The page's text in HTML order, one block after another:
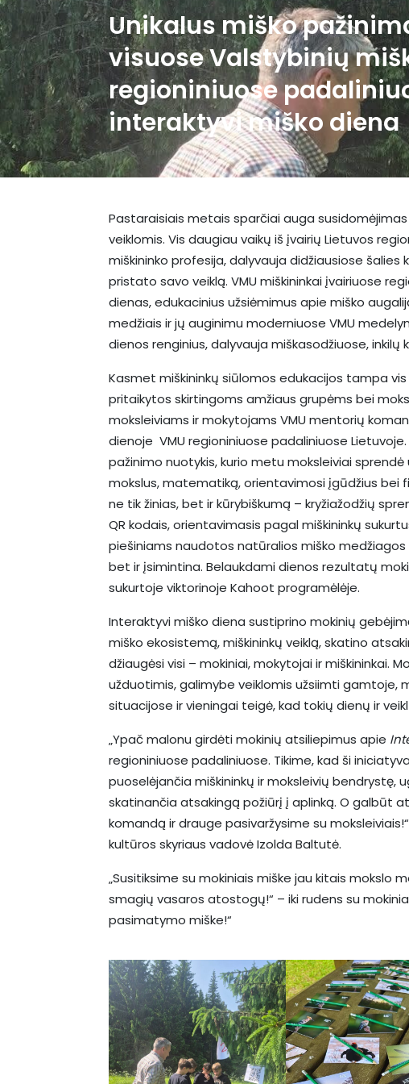
Unikalus miško
visuose Valstybinių
regioniniuose
interaktyvi miško diena
Pastaraisiais metais sparčiai auga
veiklomis. Vis daugiau vaikų iš įvairių Lietuvos
miškininko profesija, dalyvauja didžiausiose šalies
pristato savo veiklą. VMU miškininkai įvairiuose
dienas, edukacinius užsiėmimus apie miško
medžiais ir jų auginimu moderniuose VMU
dienos renginius, dalyvauja miškasodžiuose, inkilų
Kasmet miškininkų siūlomos edukacijos tampa vis
pritaikytos skirtingoms amžiaus grupėms bei
moksleiviams ir mokytojams VMU mentorių
dienoje VMU regioniniuose padaliniuose
pažinimo nuotykis, kurio metu moksleiviai
mokslus, matematiką, orientavimosi įgūdžius bei
ne tik žinias, bet ir kūrybiškumą – kryžiažodžių
QR kodais, orientavimasis pagal miškininkų
piešiniams naudotos natūralios miško
bet ir įsimintina. Belaukdami dienos rezultatų
sukurtoje viktorinoje Kahoot programėlėje.
Interaktyvi miško diena sustiprino mokinių
miško ekosistemą, miškininkų veiklą, skatino
džiaugėsi visi – mokiniai, mokytojai ir miškininkai.
užduotimis, galimybe veiklomis užsiimti gamtoje,
situacijose ir vieningai teigė, kad tokių dienų ir
„Ypač malonu girdėti mokinių atsiliepimus apie
regioniniuose padaliniuose. Tikime, kad ši
puoselėjančia miškininkų ir moksleivių
skatinančia atsakingą požiūrį į aplinką. O galbūt
komandą ir drauge pasivaržysime su
kultūros skyriaus vadovė Izolda Baltutė.
„Susitiksime su mokiniais miške jau kitais mokslo
smagių vasaros atostogų!“ – iki rudens su
pasimatymo miške!“